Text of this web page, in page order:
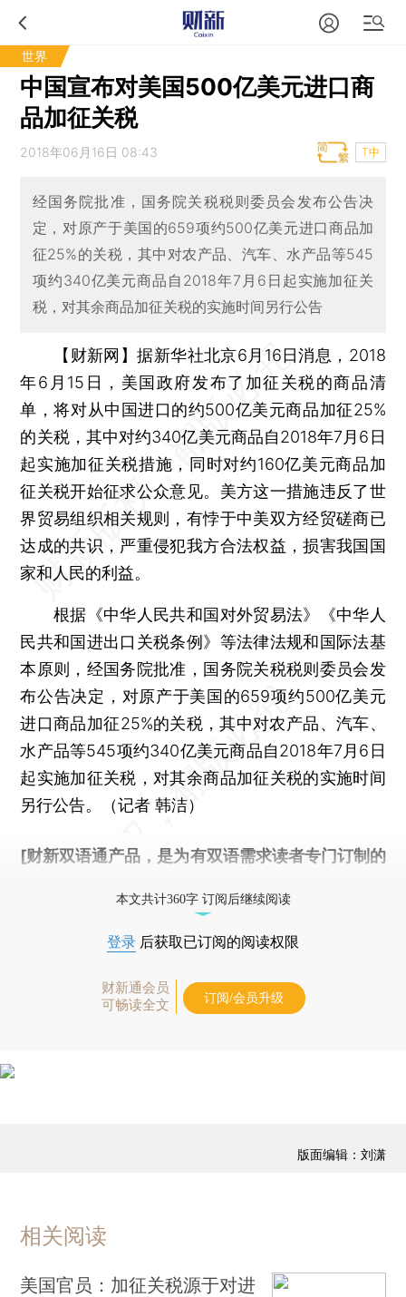
世界
中国宣布对美国500亿美元进口商
品加征关税
2018年06月16日 08:43 T中
经国务院批准，国务院关税税则委员会发布公告决
定，对原产于美国的659项约500亿美元进口商品加
征25%的关税，其中对农产品、汽车、水产品等545
项约340亿美元商品自2018年7月6日起实施加征关
税，对其余商品加征关税的实施时间另行公告
【财新网】据新华社北京6月16日消息，2018
年6月15日，美国政府发布了加征关税的商品清
单，将对从中国进口的约500亿美元商品加征25%
的关税，其中对约340亿美元商品自2018年7月6日
起实施加征关税措施，同时对约160亿美元商品加
征关税开始征求公众意见。美方这一措施违反了世
界贸易组织相关规则，有悖于中美双方经贸磋商已
达成的共识，严重侵犯我方合法权益，损害我国国
家和人民的利益。
根据《中华人民共和国对外贸易法》《中华人
民共和国进出口关税条例》等法律法规和国际法基
本原则，经国务院批准，国务院关税税则委员会发
布公告决定，对原产于美国的659项约500亿美元
进口商品加征25%的关税，其中对农产品、汽车、
水产品等545项约340亿美元商品自2018年7月6日
起实施加征关税，对其余商品加征关税的实施时间
另行公告。（记者 韩洁）
[财新双语通产品，是为有双语需求读者专门订制的
本文共计360字 订阅后继续阅读
登录 后获取已订阅的阅读权限
财新通会员
可畅读全文
订阅/会员升级
版面编辑：刘潇
相关阅读
美国官员：加征关税源于对进